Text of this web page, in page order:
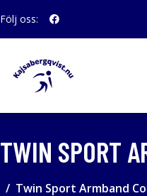
Följ oss:
TWIN SPORT
Twin Sport Armband